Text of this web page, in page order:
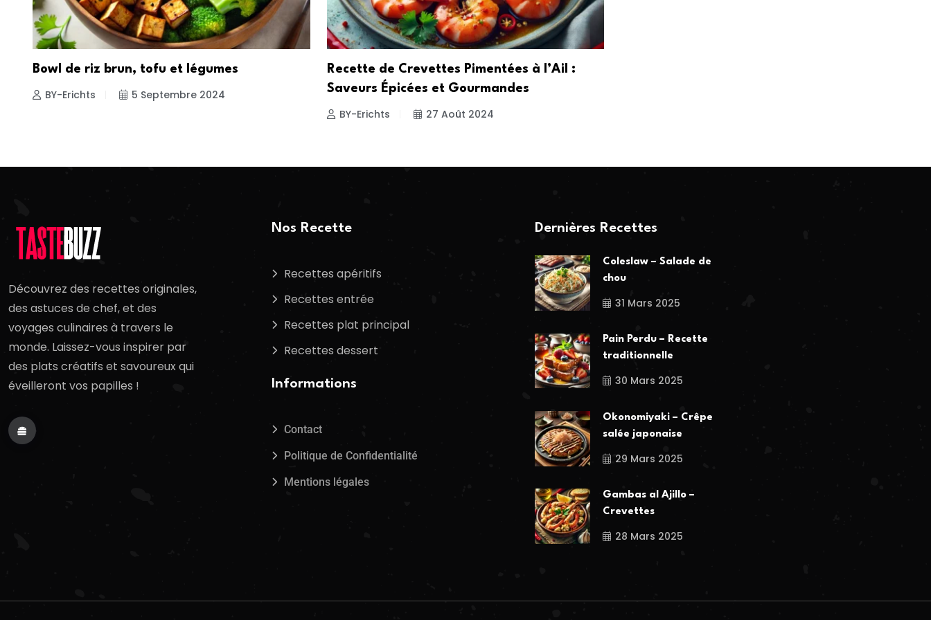
Bowl de riz brun, tofu et légumes
BY-Erichts 5 Septembre 2024
Recette de Crevettes Pimentées à l’Ail :
Saveurs Épicées et Gourmandes
BY-Erichts 27 Août 2024
Découvrez des recettes originales,
des astuces de chef, et des
voyages culinaires à travers le
monde. Laissez-vous inspirer par
des plats créatifs et savoureux qui
éveilleront vos papilles !
Nos Recette
Recettes apéritifs
Recettes entrée
Recettes plat principal
Recettes dessert
Informations
Contact
Politique de Confidentialité
Mentions légales
Dernières Recettes
Coleslaw – Salade de
chou
31 Mars 2025
Pain Perdu – Recette
traditionnelle
30 Mars 2025
Okonomiyaki – Crêpe
salée japonaise
29 Mars 2025
Gambas al Ajillo –
Crevettes
28 Mars 2025